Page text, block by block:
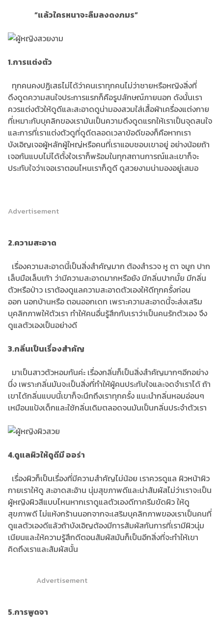
“แล้วใครหนาจะลืมลงดงภมร”
1.การแต่งตัว
ทุกคนคงปฏิเสธไม่ได้ว่าคนเราทุกคนไม่ว่าชายหรือหญิงสิ่งที่
ดึงดูดความสนใจประการแรกก็คือรูปลักษณ์ภายนอก ดังนั้นเรา
ควรแต่งตัวให้ดูดีและสะอาดดูน่ามองสวมใส่เสื้อผ้าเครื่องแต่งกาย
ที่เหมาะกับบุคลิกของเรามันเป็นความดึงดูดแรกให้เราเป็นจุดสนใจ
และการที่เราแต่งตัวดูที่ดูดีตลอดเวลาข้อดีของก็คือหากเรา
บังเอิญเจอผู้หลักผู้ใหญ่หรือคนที่เราแอบชอบเขาอยู่ อย่างน้อยถ้า
เจอกันแบบไม่ได้ตั้งใจเราก็พร้อมในทุกสถานการณ์และเขาก็จะ
ประทับใจว่าเจอเราตอนไหนเราก็ดูดี ดูสวยงามน่ามองอยู่เสมอ
Advertisement
2.ความสะอาด
เรื่องความสะอาดนี้เป็นสิ่งสำคัญมาก ต้องสำรวจ หู ตา จมูก ปาก
เล็บมือเล็บเท้า ว่ามีความสะอาดมากหรือยัง มีกลิ่นปากมั้ย มีกลิ่น
ตัวหรือป่าว เราต้องดูแลความสะอาดตัวเองให้ดีทุกครั้งก่อน
ออก นอกบ้านหรือ ตอนออกเดท เพราะความสะอาดนี้จะส่งเสริม
บุคลิกภาพให้ตัวเรา ทำให้คนอื่นรู้สึกกับเราว่าเป็นคนรักตัวเอง จึง
ดูแลตัวเองเป็นอย่างดี
3.กลิ่นเป็นเรื่องสำคัญ
มาเป็นสาวตัวหอมกันค่ะ เรื่องกลิ่นก็เป็นสิ่งสำคัญมากๆอีกอย่าง
นึ่ง เพราะกลิ่นมันจะเป็นสิ่งที่ทำให้ผู้คนประทับใจและจดจำเราได้ ถ้า
เขาได้กลิ่นแบบนี้เขาก็จะนึกถึงเราทุกครั้ง แนะนำกลิ่นหอมอ่อนๆ
เหมือนแป้งเด็กและใช้กลิ่นเดิมตลอดจนมันเป็นกลิ่นประจำตัวเรา
4.ดูแลผิวให้ดูดีมี ออร่า
เรื่องผิวก็เป็นเรื่องที่มีความสำคัญไม่น้อย เราควรดูแล ผิวหน้าผิว
กายเราให้ดู สะอาดสะอ้าน นุ่มสุขภาพดีและน่าสัมผัสไม่ว่าเราจะเป็น
ผู้หญิงผิวสีแบบไหนหากเราดูแลตัวเองดีทาครีมขัดผิว ให้ดู
สุขภาพดี ไม่แห้งกร้านนอกจากจะเสริมบุคลิกภาพของเราเป็นคนที่
ดูแลตัวเองดีแล้วถ้าบังเอิญต้องมีการสัมผัสกันการที่เรามีผิวนุ่ม
เนียนและให้ความรู้สึกดีตอนสัมผัสมันก็เป็นอีกสิ่งที่จะทำให้เขา
คิดถึงเราและสัมผัสนั้น
Advertisement
5.การพูดจา